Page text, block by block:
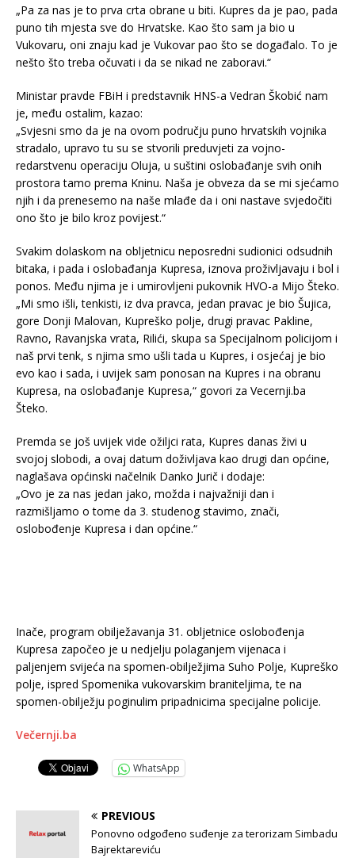
„Pa za nas je to prva crta obrane u biti. Kupres da je pao, pada
puno tih mjesta sve do Hrvatske. Kao što sam ja bio u
Vukovaru, oni znaju kad je Vukovar pao što se događalo. To je
nešto što treba očuvati i da se nikad ne zaboravi.“
Ministar pravde FBiH i predstavnik HNS-a Vedran Škobić nam
je, među ostalim, kazao:
„Svjesni smo da je na ovom području puno hrvatskih vojnika
stradalo, upravo tu su se stvorili preduvjeti za vojno-
redarstvenu operaciju Oluja, u suštini oslobađanje svih onih
prostora tamo prema Kninu. Naša je obveza da se mi sjećamo
njih i da prenesemo na naše mlađe da i oni nastave svjedočiti
ono što je bilo kroz povijest.“
Svakim dolaskom na obljetnicu neposredni sudionici odsudnih
bitaka, i pada i oslobađanja Kupresa, iznova proživljavaju i bol i
ponos. Među njima je i umirovljeni pukovnik HVO-a Mijo Šteko.
„Mi smo išli, tenkisti, iz dva pravca, jedan pravac je bio Šujica,
gore Donji Malovan, Kupreško polje, drugi pravac Pakline,
Ravno, Ravanjska vrata, Rilići, skupa sa Specijalnom policijom i
naš prvi tenk, s njima smo ušli tada u Kupres, i osjećaj je bio
evo kao i sada, i uvijek sam ponosan na Kupres i na obranu
Kupresa, na oslobađanje Kupresa,“ govori za Vecernji.ba
Šteko.
Premda se još uvijek vide ožiljci rata, Kupres danas živi u
svojoj slobodi, a ovaj datum doživljava kao drugi dan općine,
naglašava općinski načelnik Danko Jurič i dodaje:
„Ovo je za nas jedan jako, možda i najvažniji dan i
razmišljamo o tome da 3. studenog stavimo, znači,
oslobođenje Kupresa i dan općine.“
Inače, program obilježavanja 31. obljetnice oslobođenja
Kupresa započeo je u nedjelju polaganjem vijenaca i
paljenjem svijeća na spomen-obilježjima Suho Polje, Kupreško
polje, ispred Spomenika vukovarskim braniteljima, te na
spomen-obilježju poginulim pripadnicima specijalne policije.
Večernji.ba
WhatsApp
PREVIOUS
Ponovno odgođeno suđenje za terorizam Simbadu
Bajrektareviću